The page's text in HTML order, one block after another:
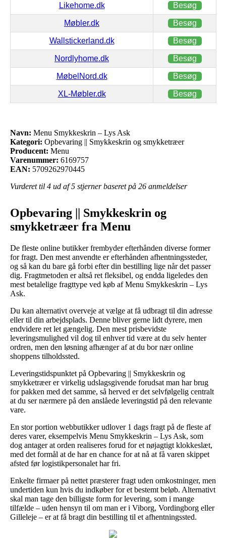
Likehome.dk Besøg
Møbler.dk Besøg
Wallstickerland.dk Besøg
Nordlyhome.dk Besøg
MøbelNord.dk Besøg
XL-Møbler.dk Besøg
Navn: Menu Smykkeskrin – Lys Ask
Kategori: Opbevaring || Smykkeskrin og smykketræer
Producent: Menu
Varenummer: 6169757
EAN: 5709262970445
Vurderet til 4 ud af 5 stjerner baseret på 26 anmeldelser
Opbevaring || Smykkeskrin og
smykketræer fra Menu
De fleste online butikker frembyder efterhånden diverse former
for fragt. Den mest anvendte er efterhånden afhentningssteder,
og så kan du bare gå forbi efter din bestilling lige når det passer
dig. Fragtmetoden er altså ret fleksibel, og endda ligeledes den
mest betalelige fragttype ved køb af Menu Smykkeskrin – Lys
Ask.
Du kan alternativt overveje at vælge at få udbragt til din adresse
eller til din arbejdsplads. Denne bliver gerne lidt dyrere, men
endvidere ret let gængelig. Den mest prisbevidste
leveringsmulighed vil dog til enhver tid være at du selv henter
ordren, men den løsning afhænger af at du bor nær online
shoppens tilholdssted.
Leveringstidspunktet på Opbevaring || Smykkeskrin og
smykketræer er virkelig udslagsgivende forudsat man har brug
for pakken med det samme, så herved er det selvfølgelig centralt
at du ser nærmere på den anslåede leveringstid på den relevante
vare.
En stor portion webbutikker udlover 1 dags fragt på de fleste af
deres varer, eksempelvis Menu Smykkeskrin – Lys Ask, som
dog antager at orden realiseres forud for et nøjagtigt klokkeslæt,
med det formål at de har en chance for at nå at få varen skippet
afsted før logistikpersonalet har fri.
Enkelte firmaer på nettet præsterer fragt uden omkostninger, men
undertiden kun hvis du indkøber for et bestemt beløb. Alternativt
skal man tage den billigste form for levering, som i mange
tilfælde – uden hensyn til om man er i Viborg, Vordingborg eller
Gilleleje – er at få bragt din bestilling til et afhentningssted.